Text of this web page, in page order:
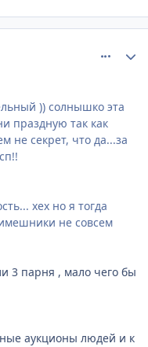
)) солнышко эта
праздную так как
не секрет, что да...за
хех но я тогда
не совсем
3 парня , мало чего бы
аукционы людей и к